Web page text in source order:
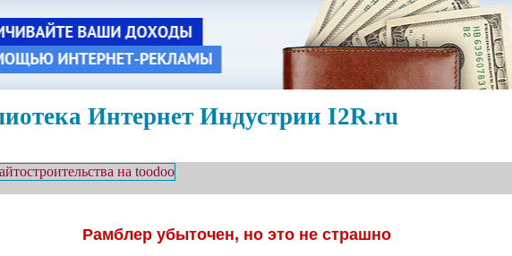
Интернет Индустрии I2R.ru
Рамблер убыточен, но это не страшно